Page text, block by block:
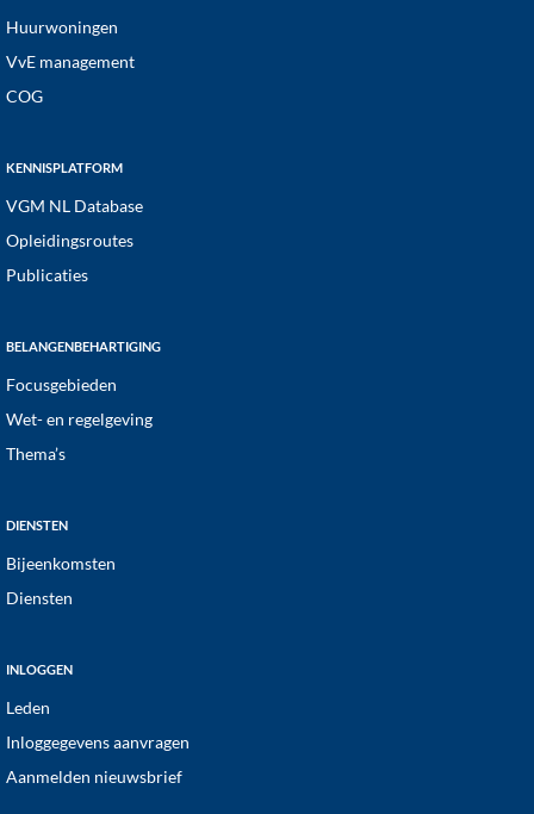
Huurwoningen
VvE management
COG
KENNISPLATFORM
VGM NL Database
Opleidingsroutes
Publicaties
BELANGENBEHARTIGING
Focusgebieden
Wet- en regelgeving
Thema’s
DIENSTEN
Bijeenkomsten
Diensten
INLOGGEN
Leden
Inloggegevens aanvragen
Aanmelden nieuwsbrief